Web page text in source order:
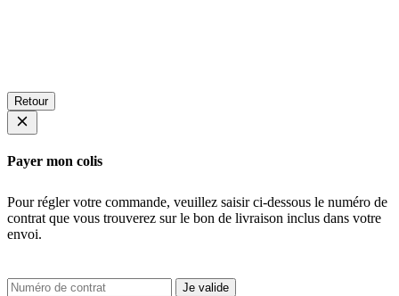
Retour
Payer mon colis
Pour régler votre commande, veuillez saisir ci-dessous le numéro de
contrat que vous trouverez sur le bon de livraison inclus dans votre
envoi.
Je valide